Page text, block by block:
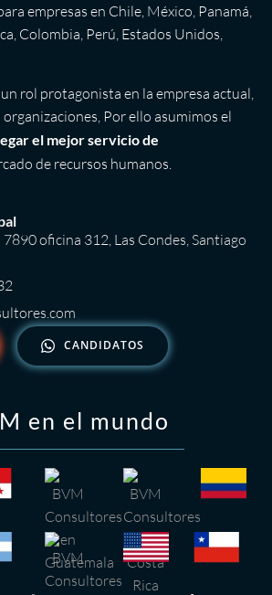
empresas en Chile, México, Panamá,
Colombia, Perú, Estados Unidos,
rol protagonista en la empresa actual,
Por ello asumimos el
el mejor servicio de
de recursos humanos.
7890 oficina 312, Las Condes, Santiago
CANDIDATOS
en el mundo